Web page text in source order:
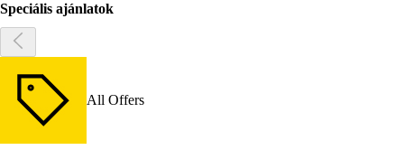
Speciális ajánlatok
All Offers